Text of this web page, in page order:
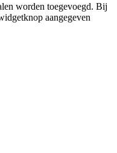
worden toegevoegd. Bij
aangegeven